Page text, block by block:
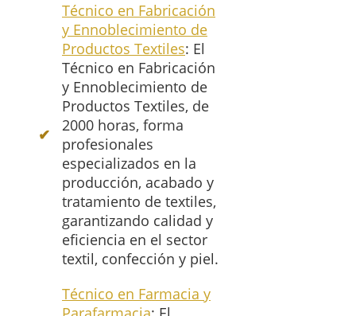
Técnico en Fabricación
y Ennoblecimiento de
Productos Textiles: El
Técnico en Fabricación
y Ennoblecimiento de
Productos Textiles, de
2000 horas, forma
profesionales
especializados en la
producción, acabado y
tratamiento de textiles,
garantizando calidad y
eficiencia en el sector
textil, confección y piel.
Técnico en Farmacia y